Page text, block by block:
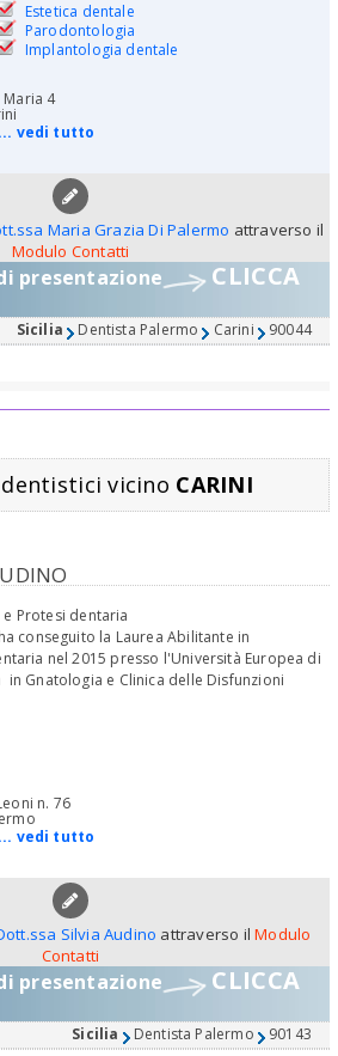
Estetica dentale
Parodontologia
Implantologia dentale
Maria 4
vedi tutto
Maria Grazia Di Palermo attraverso il
Modulo Contatti
presentazione CLICCA
Sicilia Dentista Palermo Carini 90044
vicino CARINI
Protesi dentaria
conseguito la Laurea Abilitante in
nel 2015 presso l'Università Europea di
Gnatologia e Clinica delle Disfunzioni
n. 76
vedi tutto
Silvia Audino attraverso ilModulo
Contatti
presentazione CLICCA
Sicilia Dentista Palermo 90143